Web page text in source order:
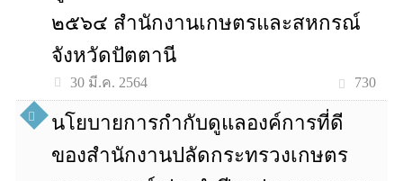
๒๕๖๔ สำนักงานเกษตรและสหกรณ์
จังหวัดปัตตานี
30 มี.ค. 2564 730
นโยบายการกำกับดูแลองค์การที่ดี
ของสำนักงานปลัดกระทรวงเกษตร